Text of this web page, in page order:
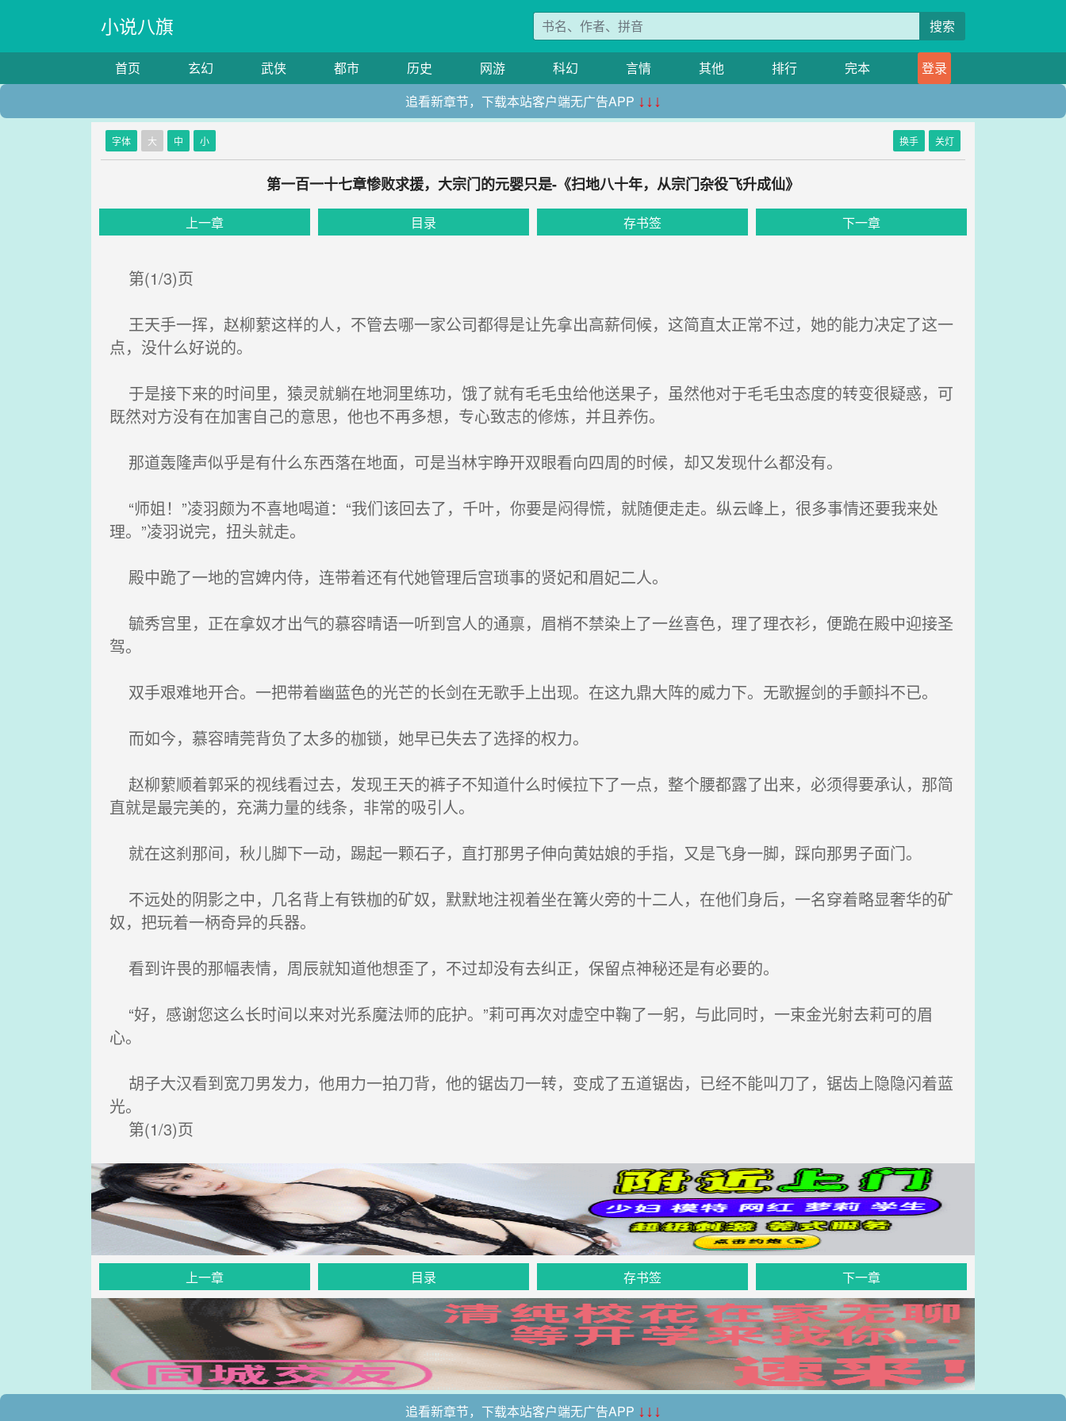
小说八旗 搜索
首页 玄幻 武侠 都市 历史 网游 科幻 言情 其他 排行 完本
登录
追看新章节，下载本站客户端无广告APP ↓↓↓
字体 大 中 小 换手 关灯
第一百一十七章惨败求援，大宗门的元婴只是-《扫地八十年，从宗门杂役飞升成仙》
上一章 目录 存书签 下一章
第(1/3)页
王天手一挥，赵柳蕠这样的人，不管去哪一家公司都得是让先拿出高薪伺候，这简直太正常不过，她的能力决定了这一
点，没什么好说的。
于是接下来的时间里，猿灵就躺在地洞里练功，饿了就有毛毛虫给他送果子，虽然他对于毛毛虫态度的转变很疑惑，可
既然对方没有在加害自己的意思，他也不再多想，专心致志的修炼，并且养伤。
那道轰隆声似乎是有什么东西落在地面，可是当林宇睁开双眼看向四周的时候，却又发现什么都没有。
“师姐！”凌羽颇为不喜地喝道：“我们该回去了，千叶，你要是闷得慌，就随便走走。纵云峰上，很多事情还要我来处
理。”凌羽说完，扭头就走。
殿中跪了一地的宫婢内侍，连带着还有代她管理后宫琐事的贤妃和眉妃二人。
毓秀宫里，正在拿奴才出气的慕容晴语一听到宫人的通禀，眉梢不禁染上了一丝喜色，理了理衣衫，便跪在殿中迎接圣
驾。
双手艰难地开合。一把带着幽蓝色的光芒的长剑在无歌手上出现。在这九鼎大阵的威力下。无歌握剑的手颤抖不已。
而如今，慕容晴莞背负了太多的枷锁，她早已失去了选择的权力。
赵柳蕠顺着郭采的视线看过去，发现王天的裤子不知道什么时候拉下了一点，整个腰都露了出来，必须得要承认，那简
直就是最完美的，充满力量的线条，非常的吸引人。
就在这刹那间，秋儿脚下一动，踢起一颗石子，直打那男子伸向黄姑娘的手指，又是飞身一脚，踩向那男子面门。
不远处的阴影之中，几名背上有铁枷的矿奴，默默地注视着坐在篝火旁的十二人，在他们身后，一名穿着略显奢华的矿
奴，把玩着一柄奇异的兵器。
看到许畏的那幅表情，周辰就知道他想歪了，不过却没有去纠正，保留点神秘还是有必要的。
“好，感谢您这么长时间以来对光系魔法师的庇护。”莉可再次对虚空中鞠了一躬，与此同时，一束金光射去莉可的眉
心。
胡子大汉看到宽刀男发力，他用力一拍刀背，他的锯齿刀一转，变成了五道锯齿，已经不能叫刀了，锯齿上隐隐闪着蓝
光。
第(1/3)页
上一章 目录 存书签 下一章
追看新章节，下载本站客户端无广告APP ↓↓↓